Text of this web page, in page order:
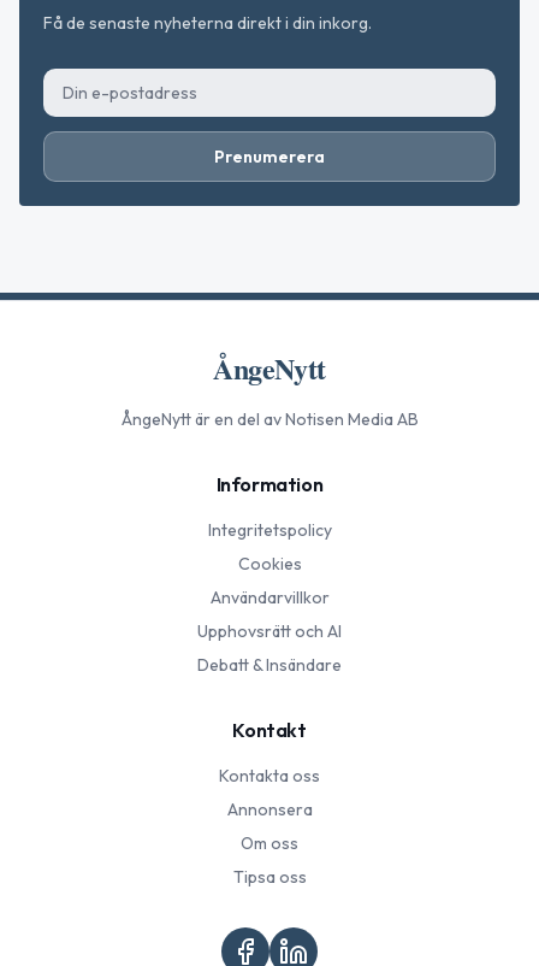
Få de senaste nyheterna direkt i din inkorg.
Prenumerera
ÅngeNytt
ÅngeNyttär en del av Notisen Media AB
Information
Integritetspolicy
Cookies
Användarvillkor
Upphovsrätt och AI
Debatt & Insändare
Kontakt
Kontakta oss
Annonsera
Om oss
Tipsa oss